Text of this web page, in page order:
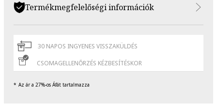
Termékmegfelelőségi információk
30 NAPOS INGYENES VISSZAKÜLDÉS
CSOMAGELLENŐRZÉS KÉZBESÍTÉSKOR
Az ár a 27%-os Áfát tartalmazza